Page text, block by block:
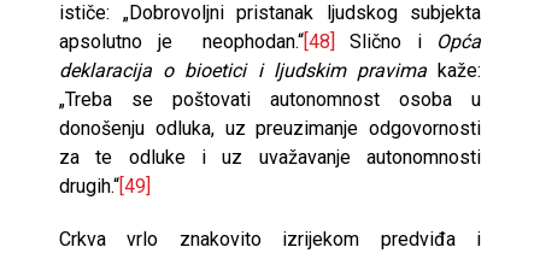
ističe: „Dobrovoljni pristanak ljudskog subjekta
apsolutno je neophodan.“[48] Slično i
Opća
deklaracija o bioetici i ljudskim pravimakaže:
„Treba se poštovati autonomnost osoba u
donošenju odluka, uz preuzimanje odgovornosti
za te odluke i uz uvažavanje autonomnosti
drugih.“[49]
Crkva vrlo znakovito izrijekom predviđa i